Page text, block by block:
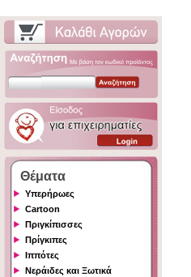
Θέματα
Υπερήρωες
Cartoon
Πριγκίπισσες
Πρίγκιπες
Ιππότες
Νεράιδες και Ξωτικά